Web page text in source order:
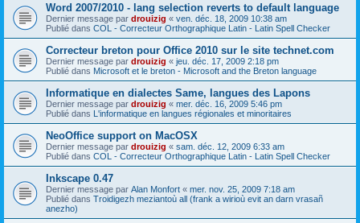
Word 2007/2010 - lang selection reverts to default language
Dernier message par drouizig « ven. déc. 18, 2009 10:38 am
Publié dans COL - Correcteur Orthographique Latin - Latin Spell Checker
Correcteur breton pour Office 2010 sur le site technet.com
Dernier message par drouizig « jeu. déc. 17, 2009 2:18 pm
Publié dans Microsoft et le breton - Microsoft and the Breton language
Informatique en dialectes Same, langues des Lapons
Dernier message par drouizig « mer. déc. 16, 2009 5:46 pm
Publié dans L'informatique en langues régionales et minoritaires
NeoOffice support on MacOSX
Dernier message par drouizig « sam. déc. 12, 2009 6:33 am
Publié dans COL - Correcteur Orthographique Latin - Latin Spell Checker
Inkscape 0.47
Dernier message par Alan Monfort « mer. nov. 25, 2009 7:18 am
Publié dans Troidigezh meziantoù all (frank a wirioù evit an darn vrasañ
anezho)